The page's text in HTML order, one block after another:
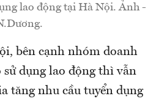
lao động tại Hà Nội. Ảnh -
bên cạnh nhóm doanh
dụng lao động thì vẫn
tăng nhu cầu tuyển dụng